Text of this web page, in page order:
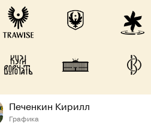
Печенкин Кирилл
Графика